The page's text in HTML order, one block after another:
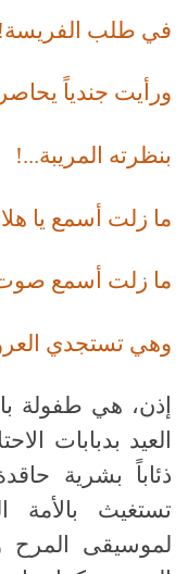
في طلب الفريسة!
ورأيت جندياً
بنظرته المريبة...!
ما زلت أسمع يا
ما زلت أسمع
وهي تستجدي
إذن، هي طفولة
العيد بدبابات
ذئاباً بشرية
تستغيث
لموسيقى المرح